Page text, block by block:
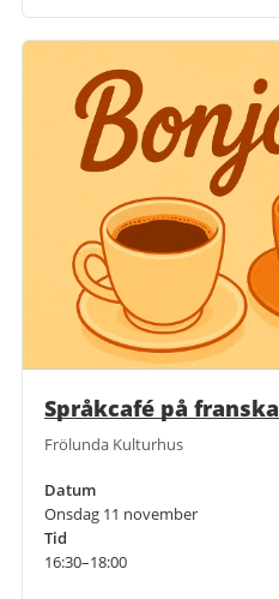
Språkcafé på franska
Frölunda Kulturhus
Datum
Onsdag 11 november
Tid
16:30–18:00